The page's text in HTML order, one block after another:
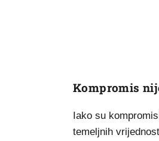
Kompromis
Iako su
temeljnih